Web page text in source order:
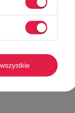
buty, w których można
dobrą inwestycją na